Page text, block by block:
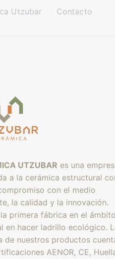
Utzubar Contacto
UTZUBAR es una
a la cerámica estructural
con el medio
la calidad y la innovación.
primera fábrica en el ámbito
en hacer ladrillo ecológico.
de nuestros productos
AENOR, CE,